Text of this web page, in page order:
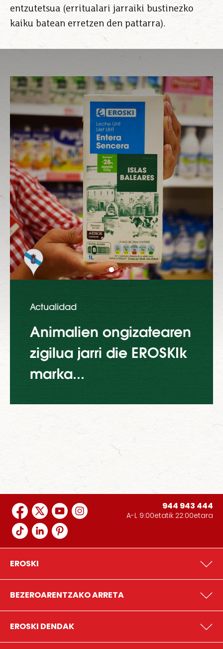
entzutetsua (erritualari jarraiki bustinezko
kaiku batean erretzen den pattarra).
Actualidad
Animalien ongizatearen
zigilua jarri die EROSKIk
marka...
944 943 444
A-L 9:00etatik 22:00etara
EROSKI
BEZEROARENTZAKO ARRETA
EROSKI DENDAK